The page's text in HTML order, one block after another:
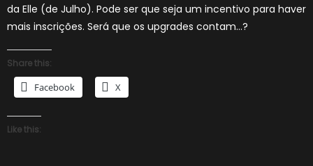
da Elle (de Julho). Pode ser que seja um incentivo para haver
mais inscrições. Será que os upgrades contam…?
Share this:
Facebook X
Like this: